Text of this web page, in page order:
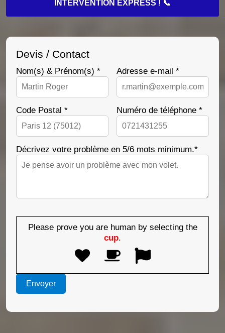
INTERVENTION EXPRESS ! 📞
Devis / Contact
Nom(s) & Prénom(s) * Adresse e-mail *
Code Postal * Numéro de téléphone *
Décrivez votre problème en 5/6 mots minimum.*
Please prove you are human by selecting the
cup.